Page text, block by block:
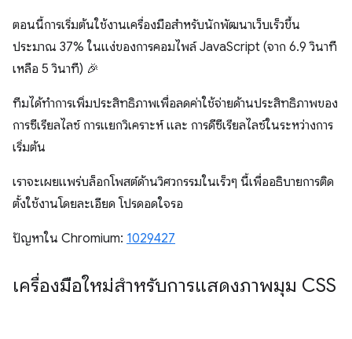
ตอนนี้การเริ่มต้นใช้งานเครื่องมือสำหรับนักพัฒนาเว็บเร็วขึ้น
ประมาณ 37% ในแง่ของการคอมไพล์ JavaScript (จาก 6.9 วินาที
เหลือ 5 วินาที) 🎉
ทีมได้ทำการเพิ่มประสิทธิภาพเพื่อลดค่าใช้จ่ายด้านประสิทธิภาพของ
การซีเรียลไลซ์ การแยกวิเคราะห์ และ การดีซีเรียลไลซ์ในระหว่างการ
เริ่มต้น
เราจะเผยแพร่บล็อกโพสต์ด้านวิศวกรรมในเร็วๆ นี้เพื่ออธิบายการติด
ตั้งใช้งานโดยละเอียด โปรดอดใจรอ
ปัญหาใน Chromium: 1029427
เครื่องมือใหม่สำหรับการแสดงภาพมุม CSS